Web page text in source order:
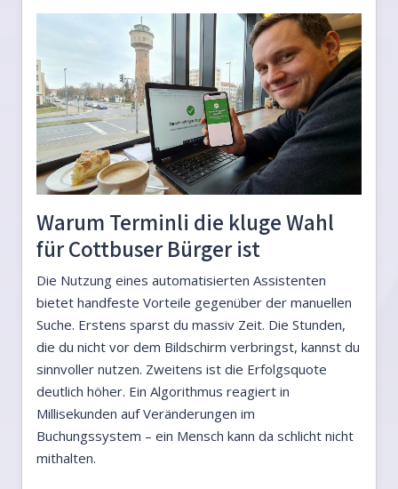
Warum Terminli die kluge Wahl
für Cottbuser Bürger ist
Die Nutzung eines automatisierten Assistenten
bietet handfeste Vorteile gegenüber der manuellen
Suche. Erstens sparst du massiv Zeit. Die Stunden,
die du nicht vor dem Bildschirm verbringst, kannst du
sinnvoller nutzen. Zweitens ist die Erfolgsquote
deutlich höher. Ein Algorithmus reagiert in
Millisekunden auf Veränderungen im
Buchungssystem – ein Mensch kann da schlicht nicht
mithalten.